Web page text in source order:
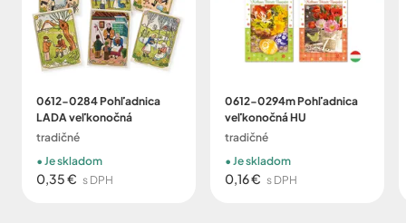
0612-0284 Pohľadnica
LADA veľkonočná
tradičné
0,35 € s DPH
Je skladom
0612-0294m Pohľadnica
veľkonočná HU
tradičné
0,16 € s DPH
Je skladom